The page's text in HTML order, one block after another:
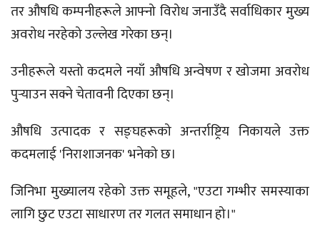
तर औषधि कम्पनीहरूले आफ्नो विरोध जनाउँदै सर्वाधिकार मुख्य
अवरोध नरहेको उल्लेख गरेका छन्।
उनीहरूले यस्तो कदमले नयाँ औषधि अन्वेषण र खोजमा अवरोध
पुर्‍याउन सक्ने चेतावनी दिएका छन्।
औषधि उत्पादक र सङ्घहरूको अन्तर्राष्ट्रिय निकायले उक्त
कदमलाई 'निराशाजनक' भनेको छ।
जिनिभा मुख्यालय रहेको उक्त समूहले, "एउटा गम्भीर समस्याका
लागि छुट एउटा साधारण तर गलत समाधान हो।"